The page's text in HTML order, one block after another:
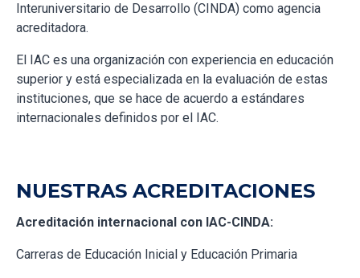
Interuniversitario de Desarrollo (CINDA) como agencia
acreditadora.
El IAC es una organización con experiencia en educación
superior y está especializada en la evaluación de estas
instituciones, que se hace de acuerdo a estándares
internacionales definidos por el IAC.
NUESTRAS ACREDITACIONES
Acreditación internacional con IAC-CINDA:
Carreras de Educación Inicial y Educación Primaria